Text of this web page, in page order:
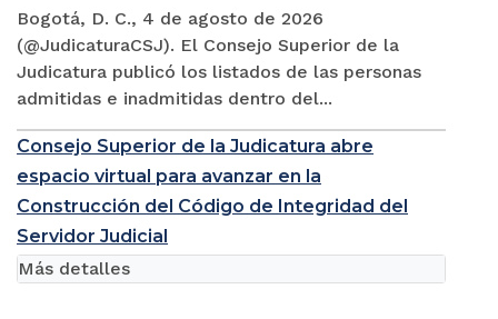
Bogotá, D. C., 4 de agosto de 2026
(@JudicaturaCSJ). El Consejo Superior de la
Judicatura publicó los listados de las personas
admitidas e inadmitidas dentro del...
Consejo Superior de la Judicatura abre
espacio virtual para avanzar en la
Construcción del Código de Integridad del
Servidor Judicial
Más detalles